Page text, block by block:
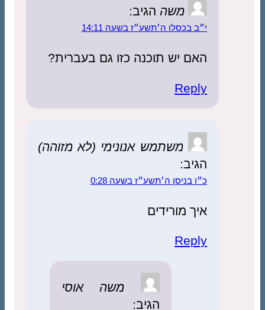
משה הגיב:
י״ב בכסלו ה׳תשע״ז בשעה 14:11
האם יש תוכנה כזו גם בעברית?
Reply
משתמש אנונימי (לא מזוהה)
הגיב:
כ״ו בניסן ה׳תשע״ז בשעה 0:28
איך מורידים
Reply
משה אוסי
הגיב: